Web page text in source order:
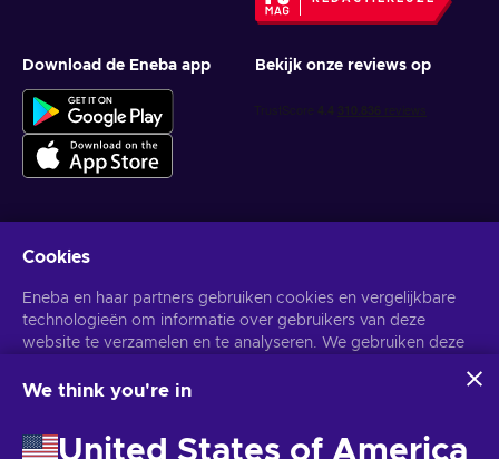
Download de Eneba app Bekijk onze reviews op
Krijg gepersonaliseerde gameaanbiedingen
Abonneer
U kunt zich op elk gewenst moment afmelden. Bezoek dePrivacy
Cookies
Eneba en haar partners gebruiken cookies en vergelijkbare
technologieën om informatie over gebruikers van deze
website te verzamelen en te analyseren. We gebruiken deze
de site te verbeteren. Uw persoonlijke gegevens kunnen ook
Door op 'Alles accepteren' te klikken, geef je toestemming
voor het gebruik van deze technologieën door Eneba en haar
We think you're in
United States of America